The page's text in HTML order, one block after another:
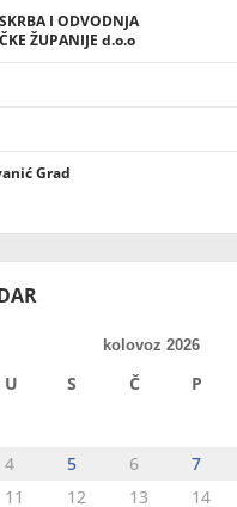
I ODVODNJA
ŽUPANIJE d.o.o
Grad
kolovoz 2026
U S Č P
4 5 6 7
11 12 13 14